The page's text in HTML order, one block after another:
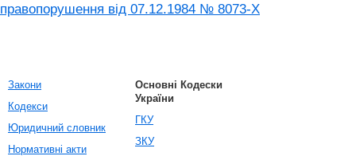
правопорушення вiд 07.12.1984 № 8073-X
Закони
Кодекси
Юридичний словник
Нормативні акти
Основні Кодески
України
ГКУ
ЗКУ